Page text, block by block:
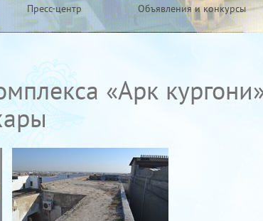
Пресс-центр Объявления и конкурсы
«Арк